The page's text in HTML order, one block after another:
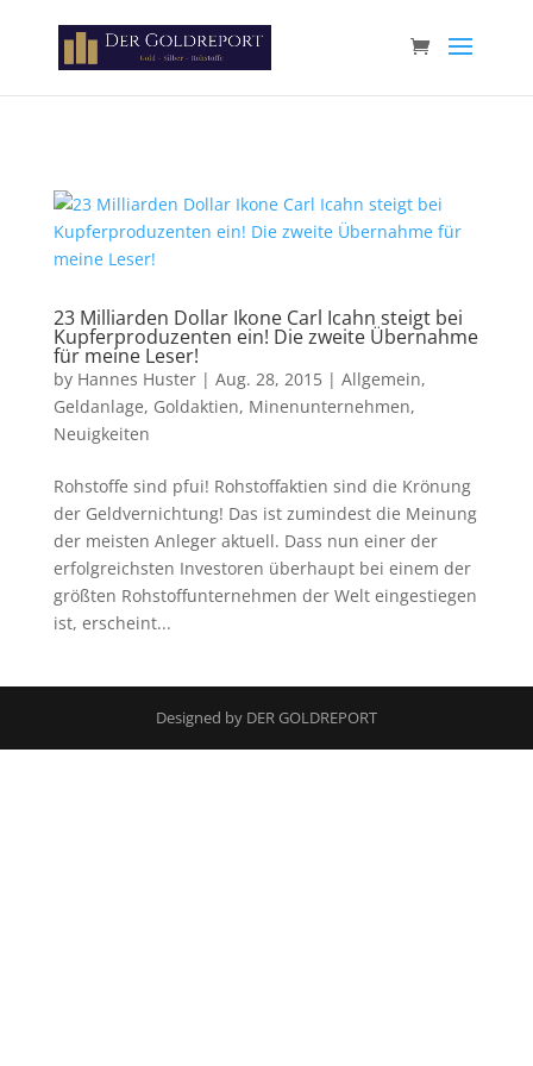
23 Milliarden Dollar Ikone Carl Icahn steigt bei
Kupferproduzenten ein! Die zweite Übernahme
für meine Leser!
by Hannes Huster| Aug. 28, 2015| Allgemein,
Geldanlage, Goldaktien, Minenunternehmen,
Neuigkeiten
Rohstoffe sind pfui! Rohstoffaktien sind die Krönung
der Geldvernichtung! Das ist zumindest die Meinung
der meisten Anleger aktuell. Dass nun einer der
erfolgreichsten Investoren überhaupt bei einem der
größten Rohstoffunternehmen der Welt eingestiegen
ist, erscheint...
Designed by DER GOLDREPORT